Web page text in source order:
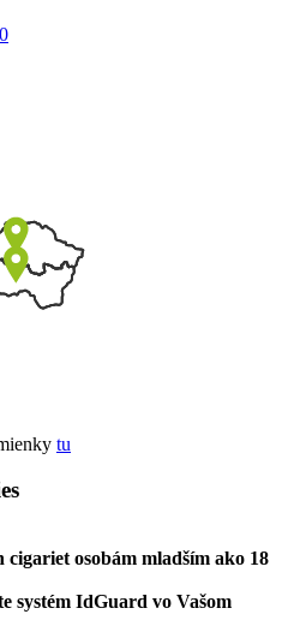
tu
osobám mladším ako 18
systém IdGuard vo Vašom